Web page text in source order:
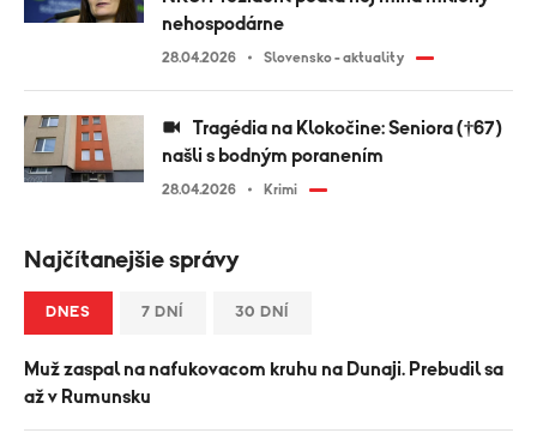
nehospodárne
28.04.2026 Slovensko - aktuality
našli s bodným poranením
28.04.2026 Krimi
Najčítanejšie správy
DNES 7 DNÍ 30 DNÍ
Muž zaspal na nafukovacom kruhu na Dunaji. Prebudil sa
až v Rumunsku